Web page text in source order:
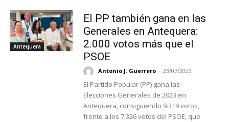
Antequera
El PP también gana en las
Generales en Antequera:
2.000 votos más que el
PSOE
Antonio J. Guerrero - 23/07/2023
El Partido Popular (PP) gana las
Elecciones Generales de 2023 en
Antequera, consiguiendo 9.319 votos,
frente a los 7.326 votos del PSOE, que